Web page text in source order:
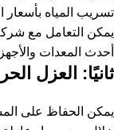
تسريب المياه بأسعار
يمكن التعامل مع
أحدث المعدات
ثانيًا: العزل
يمكن الحفاظ على